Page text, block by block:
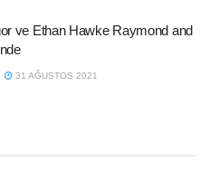
ve Ethan Hawke Raymond and
31 AĞUSTOS 2021